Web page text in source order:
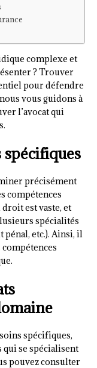
complexe et
? Trouver
pour défendre
vous guidons à
l’avocat qui
précisément
compétences
est vaste, et
spécialités
etc.). Ainsi, il
spécifiques,
qui se spécialisent
pouvez consulter